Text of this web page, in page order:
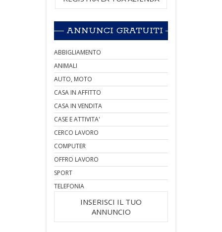
ANNUNCI GRATUITI
ABBIGLIAMENTO
ANIMALI
AUTO, MOTO
CASA IN AFFITTO
CASA IN VENDITA
CASE E ATTIVITA'
CERCO LAVORO
COMPUTER
OFFRO LAVORO
SPORT
TELEFONIA
INSERISCI IL TUO
ANNUNCIO